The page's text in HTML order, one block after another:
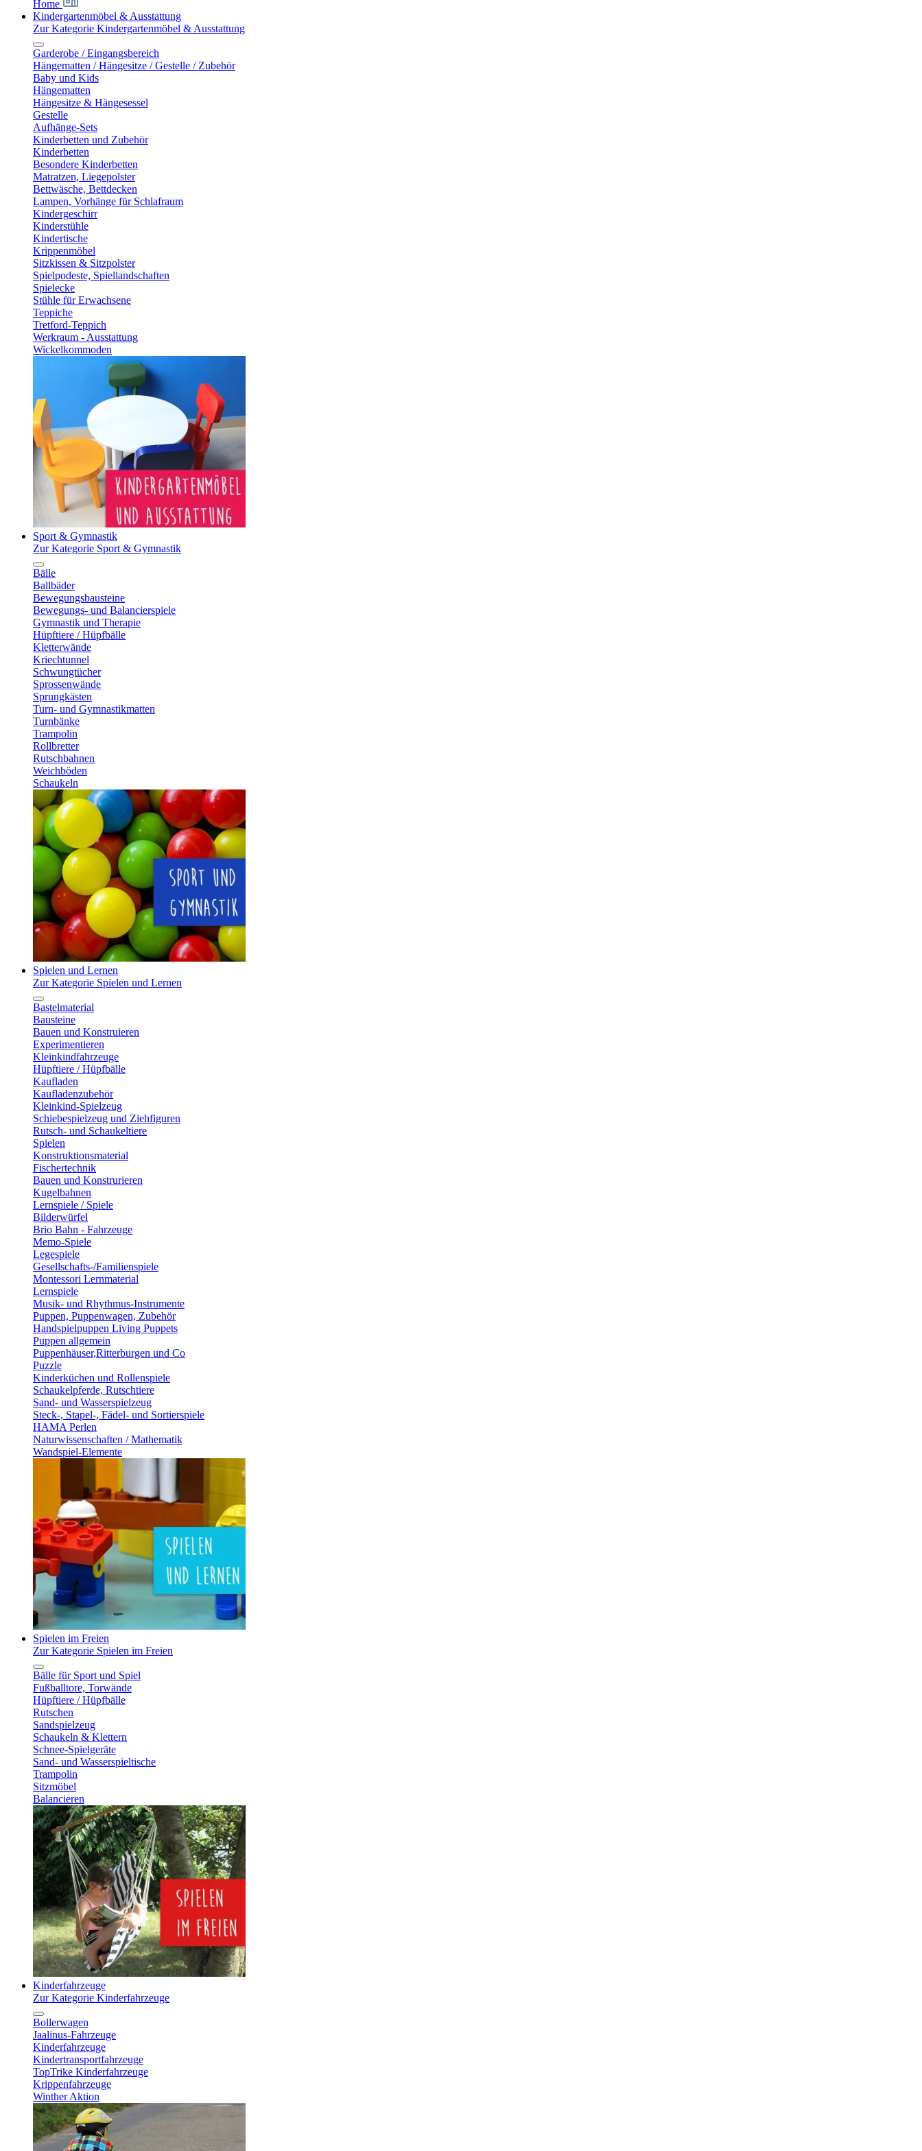
Home
Kindergartenmöbel & Ausstattung
Zur Kategorie Kindergartenmöbel & Ausstattung
Garderobe / Eingangsbereich
Hängematten / Hängesitze / Gestelle / Zubehör
Baby und Kids
Hängematten
Hängesitze & Hängesessel
Gestelle
Aufhänge-Sets
Kinderbetten und Zubehör
Kinderbetten
Besondere Kinderbetten
Matratzen, Liegepolster
Bettwäsche, Bettdecken
Lampen, Vorhänge für Schlafraum
Kindergeschirr
Kinderstühle
Kindertische
Krippenmöbel
Sitzkissen & Sitzpolster
Spielpodeste, Spiellandschaften
Spielecke
Stühle für Erwachsene
Teppiche
Tretford-Teppich
Werkraum - Ausstattung
Wickelkommoden
Sport & Gymnastik
Zur Kategorie Sport & Gymnastik
Bälle
Ballbäder
Bewegungsbausteine
Bewegungs- und Balancierspiele
Gymnastik und Therapie
Hüpftiere / Hüpfbälle
Kletterwände
Kriechtunnel
Schwungtücher
Sprossenwände
Sprungkästen
Turn- und Gymnastikmatten
Turnbänke
Trampolin
Rollbretter
Rutschbahnen
Weichböden
Schaukeln
Spielen und Lernen
Zur Kategorie Spielen und Lernen
Bastelmaterial
Bausteine
Bauen und Konstruieren
Experimentieren
Kleinkindfahrzeuge
Hüpftiere / Hüpfbälle
Kaufladen
Kaufladenzubehör
Kleinkind-Spielzeug
Schiebespielzeug und Ziehfiguren
Rutsch- und Schaukeltiere
Spielen
Konstruktionsmaterial
Fischertechnik
Bauen und Konstrurieren
Kugelbahnen
Lernspiele / Spiele
Bilderwürfel
Brio Bahn - Fahrzeuge
Memo-Spiele
Legespiele
Gesellschafts-/Familienspiele
Montessori Lernmaterial
Lernspiele
Musik- und Rhythmus-Instrumente
Puppen, Puppenwagen, Zubehör
Handspielpuppen Living Puppets
Puppen allgemein
Puppenhäuser,Ritterburgen und Co
Puzzle
Kinderküchen und Rollenspiele
Schaukelpferde, Rutschtiere
Sand- und Wasserspielzeug
Steck-, Stapel-, Fädel- und Sortierspiele
HAMA Perlen
Naturwissenschaften / Mathematik
Wandspiel-Elemente
Spielen im Freien
Zur Kategorie Spielen im Freien
Bälle für Sport und Spiel
Fußballtore, Torwände
Hüpftiere / Hüpfbälle
Rutschen
Sandspielzeug
Schaukeln & Klettern
Schnee-Spielgeräte
Sand- und Wasserspieltische
Trampolin
Sitzmöbel
Balancieren
Kinderfahrzeuge
Zur Kategorie Kinderfahrzeuge
Bollerwagen
Jaalinus-Fahrzeuge
Kinderfahrzeuge
Kindertransportfahrzeuge
TopTrike Kinderfahrzeuge
Krippenfahrzeuge
Winther Aktion